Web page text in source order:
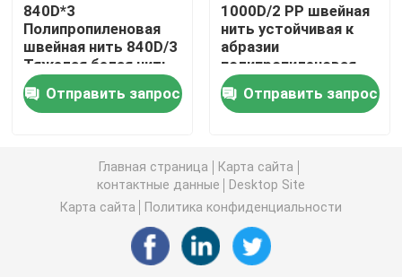
Высокопрочная полипропиленовая нить цветная
Высокопрочная нейлоновая нить
Поток высокой цепкости шить
Швейная нить цветная нить
840D*3
Полипропиленовая
швейная нить 840D/3
Тяжелая белая нить
Отправить запрос
1000D/2 PP швейная
нить устойчивая к
абразии
полипропиленовая
нить
Отправить запрос
Главная страница
Карта сайта
контактные данные
Desktop Site
Карта сайта
Политика конфиденциальности